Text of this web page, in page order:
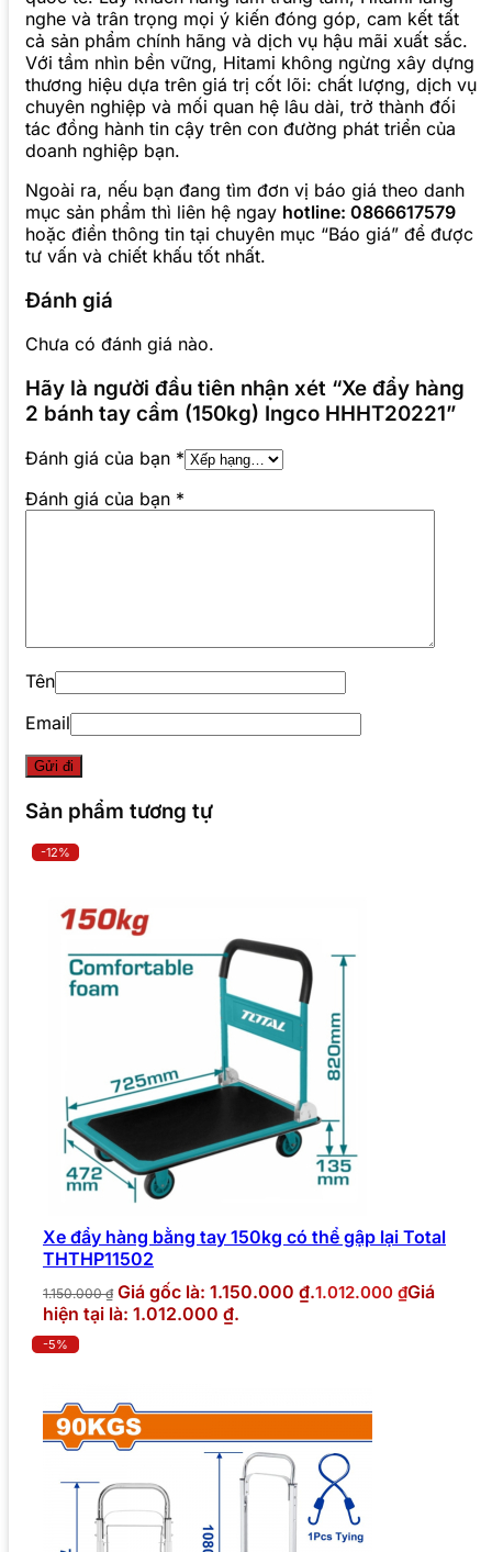
nghe và trân trọng mọi ý kiến đóng góp, cam kết tất
cả sản phẩm chính hãng và dịch vụ hậu mãi xuất sắc.
Với tầm nhìn bền vững, Hitami không ngừng xây dựng
thương hiệu dựa trên giá trị cốt lõi: chất lượng, dịch vụ
chuyên nghiệp và mối quan hệ lâu dài, trở thành đối
tác đồng hành tin cậy trên con đường phát triển của
doanh nghiệp bạn.
Ngoài ra, nếu bạn đang tìm đơn vị báo giá theo danh
mục sản phẩm thì liên hệ ngay hotline: 0866617579
hoặc điền thông tin tại chuyên mục “Báo giá” để được
tư vấn và chiết khấu tốt nhất.
Đánh giá
Chưa có đánh giá nào.
Hãy là người đầu tiên nhận xét “Xe đẩy hàng
2 bánh tay cầm (150kg) Ingco HHHT20221”
Đánh giá của bạn *
Đánh giá của bạn *
Tên
Email
Sản phẩm tương tự
-12%
Xe đẩy hàng bằng tay 150kg có thể gập lại Total
THTHP11502
1.150.000₫ Giá gốc là: 1.150.000 ₫.1.012.000 ₫Giá
hiện tại là: 1.012.000 ₫.
-5%